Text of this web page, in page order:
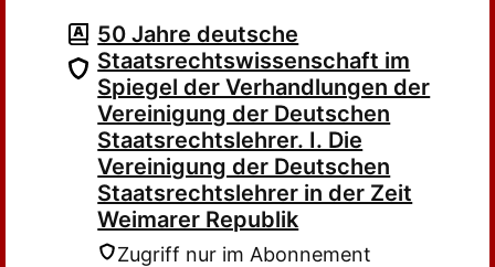
50 Jahre deutsche
Staatsrechtswissenschaft im
Spiegel der Verhandlungen der
Vereinigung der Deutschen
Staatsrechtslehrer. I. Die
Vereinigung der Deutschen
Staatsrechtslehrer in der Zeit
Weimarer Republik
Zugriff nur im Abonnement